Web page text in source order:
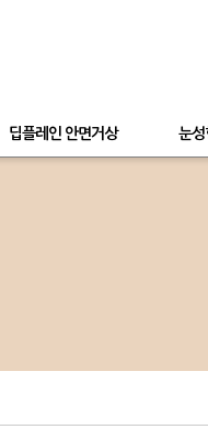
딥플레인 안면거상 눈성